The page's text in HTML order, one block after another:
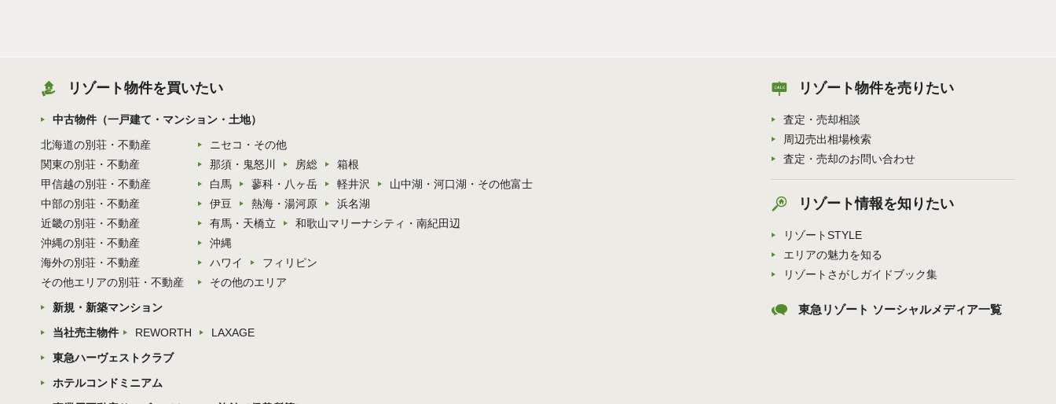
リゾート物件を買いたい
中古物件（一戸建て・マンション・土地）
北海道の別荘・不動産
ニセコ・その他
関東の別荘・不動産
那須・鬼怒川 房総
箱根
甲信越の別荘・不動産
白馬 蓼科・八ヶ岳 軽井沢
山中湖・河口湖・その他富士
中部の別荘・不動産
伊豆 熱海・湯河原
浜名湖
近畿の別荘・不動産
有馬・天橋立
和歌山マリーナシティ・南紀田辺
沖縄の別荘・不動産
沖縄
海外の別荘・不動産
ハワイ
フィリピン
その他エリアの別荘・不動産
その他のエリア
新規・新築マンション
当社売主物件
REWORTH
LAXAGE
東急ハーヴェストクラブ
ホテルコンドミニアム
リゾート物件を売りたい
査定・売却相談
周辺売出相場検索
査定・売却のお問い合わせ
リゾート情報を知りたい
リゾートSTYLE
エリアの魅力を知る
リゾートさがしガイドブック集
東急リゾート ソーシャルメディア一覧